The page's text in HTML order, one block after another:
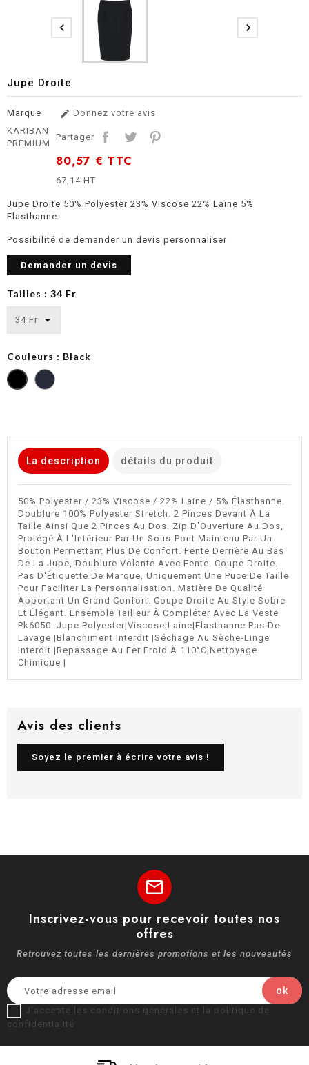
 
Jupe Droite
Marque
KARIBAN
PREMIUM
 Donnez votre avis
Partager
80,57 € TTC
67,14 HT
Jupe Droite 50% Polyester 23% Viscose 22% Laine 5%
Elasthanne
Possibilité de demander un devis personnaliser
Demander un devis
Tailles : 34 Fr
Couleurs : Black
La description détails du produit
50% Polyester / 23% Viscose / 22% Laine / 5% Élasthanne.
Doublure 100% Polyester Stretch. 2 Pinces Devant À La
Taille Ainsi Que 2 Pinces Au Dos. Zip D'Ouverture Au Dos,
Protégé À L'Intérieur Par Un Sous-Pont Maintenu Par Un
Bouton Permettant Plus De Confort. Fente Derrière Au Bas
De La Jupe, Doublure Volante Avec Fente. Coupe Droite.
Pas D'Étiquette De Marque, Uniquement Une Puce De Taille
Pour Faciliter La Personnalisation. Matière De Qualité
Apportant Un Grand Confort. Coupe Droite Au Style Sobre
Et Élégant. Ensemble Tailleur À Compléter Avec La Veste
Pk6050. Jupe Polyester|Viscose|Laine|Elasthanne Pas De
Lavage |Blanchiment Interdit |Séchage Au Sèche-Linge
Interdit |Repassage Au Fer Froid À 110°C|Nettoyage
Chimique |
Avis des clients
Soyez le premier à écrire votre avis !
mail
Inscrivez-vous pour recevoir toutes nos
offres
Retrouvez toutes les dernières promotions et les nouveautés
J'accepte les conditions générales et la politique de
confidentialité